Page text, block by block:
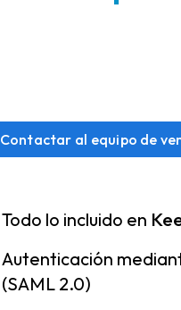
Contactar al equipo de
Todo lo incluido en
Autenticación
(SAML 2.0)